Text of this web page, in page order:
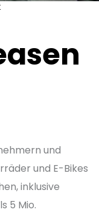
und
und E-Bikes
inklusive
5 Mio.